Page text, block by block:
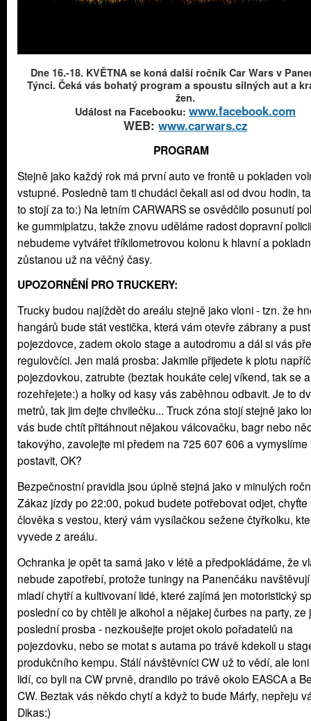
Dne 16.-18. KVĚTNA se koná další ročník Car Wars v
Týnci. Čeká vás bohatý program a spoustu silných aut a
žen.
Událost na Facebooku: www.facebook.com
WEB: www.carwars.cz
PROGRAM
Stejně jako každý rok má první auto ve frontě u pokladen
vstupné. Posledně tam ti chudáci čekali asi od dvou hodin,
to stojí za to:) Na letním CARWARS se osvědčilo posunutí
ke gummiplatzu, takže znovu uděláme radost dopravní
nebudeme vytvářet tříkilometrovou kolonu k hlavní a
zůstanou už na věčný časy.
UPOZORNĚNÍ PRO TRUCKERY:
Trucky budou najíždět do areálu stejně jako vloni - tzn. že
hangárů bude stát vestička, která vám otevře zábrany a
pojezdovce, zadem okolo stage a autodromu a dál si vás
regulovčíci. Jen malá prosba: Jakmile přijedete k plotu napříč
pojezdovkou, zatrubte (beztak houkáte celej víkend, tak se
rozehřejete:) a holky od kasy vás zaběhnou odbavit. Je to
metrů, tak jim dejte chvilečku... Truck zóna stojí stejně jako
vás bude chtít přitáhnout nějakou válcovačku, bagr nebo
takovýho, zavolejte mi předem na 725 607 606 a vymyslíme
postavit, OK?
Bezpečnostní pravidla jsou úplně stejná jako v minulých
Zákaz jízdy po 22:00, pokud budete potřebovat odjet,
člověka s vestou, který vám vysílačkou sežene čtyřkolku,
vyvede z areálu.
Ochranka je opět ta samá jako v létě a předpokládáme, že
nebude zapotřebí, protože tuningy na Panenčáku
mladí chytří a kultivovaní lidé, které zajímá jen motoristický
poslední co by chtěli je alkohol a nějakej čurbes na party, ze
poslední prosba - nezkoušejte projet okolo pořadatelů na
pojezdovku, nebo se motat s autama po trávě kdekoli u
produkčního kempu. Stálí návštěvníci CW už to vědí, ale
lidí, co byli na CW prvně, drandilo po trávě okolo EASCA a
CW. Beztak vás někdo chytí a když to bude Márfy, nepřeju
Dikas:)